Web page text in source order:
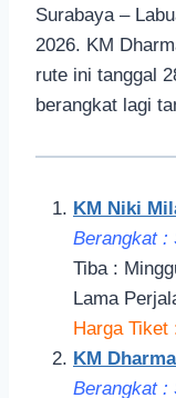
Surabaya –
2026. KM
rute ini tanggal
berangkat lagi
KM Niki
Berangkat :
Tiba :
Lama
Harga Tiket
KM
Berangkat :